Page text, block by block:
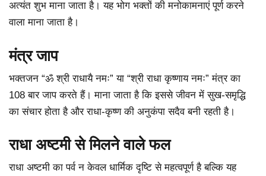
अत्यंत शुभ माना जाता है। यह भोग भक्तों की मनोकामनाएं पूर्ण करने
वाला माना जाता है।
मंत्र जाप
भक्तजन “ॐ श्री राधायै नमः” या “श्री राधा कृष्णाय नमः” मंत्र का
108 बार जाप करते हैं। माना जाता है कि इससे जीवन में सुख-समृद्धि
का संचार होता है और राधा-कृष्ण की अनुकंपा सदैव बनी रहती है।
राधा अष्टमी से मिलने वाले फल
राधा अष्टमी का पर्व न केवल धार्मिक दृष्टि से महत्वपूर्ण है बल्कि यह